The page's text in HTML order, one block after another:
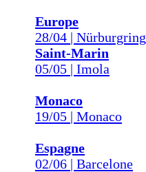
Europe
28/04 | Nürburgring
Saint-Marin
05/05 | Imola
Monaco
19/05 | Monaco
Espagne
02/06 | Barcelone